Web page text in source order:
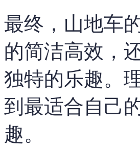
最终，山地车
的简洁高效，
独特的乐趣。
到最适合自己
趣。